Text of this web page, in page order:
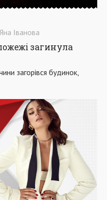
Яна Іванова
загинула
загорівся будинок,